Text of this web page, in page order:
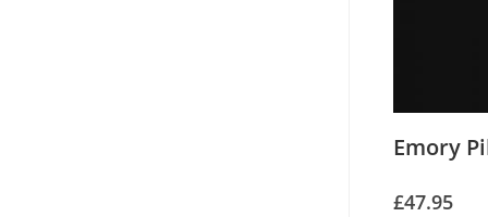
Emory
£47.95